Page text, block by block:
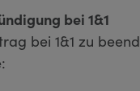
bei 1&1
bei 1&1 zu